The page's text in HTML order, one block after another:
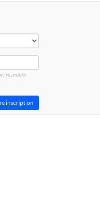
, numéro